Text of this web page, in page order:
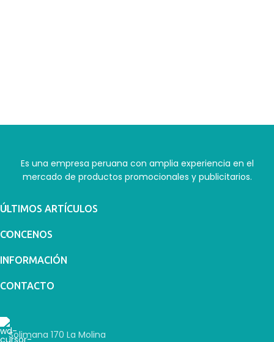
Es una empresa peruana con amplia experiencia en el
mercado de productos promocionales y publicitarios.
ÚLTIMOS ARTÍCULOS
CONCENOS
INFORMACIÓN
CONTACTO
Solimana 170 La Molina